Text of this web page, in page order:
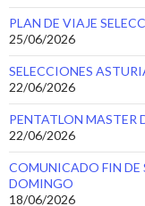
PLAN DE VIAJE
25/06/2026
SELECCIONES
22/06/2026
PENTATLON MASTER
22/06/2026
COMUNICADO FIN DE
DOMINGO
18/06/2026